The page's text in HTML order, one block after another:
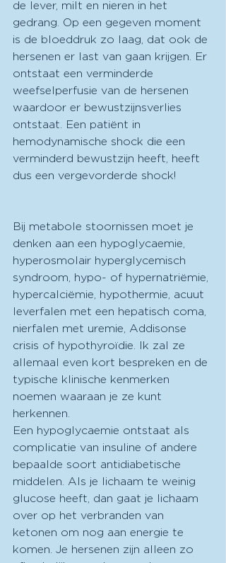
de lever, milt en nieren in het
gedrang. Op een gegeven moment
is de bloeddruk zo laag, dat ook de
hersenen er last van gaan krijgen. Er
ontstaat een verminderde
weefselperfusie van de hersenen
waardoor er bewustzijnsverlies
ontstaat. Een patiënt in
hemodynamische shock die een
verminderd bewustzijn heeft, heeft
dus een vergevorderde shock!
Bij metabole stoornissen moet je
denken aan een hypoglycaemie,
hyperosmolair hyperglycemisch
syndroom, hypo- of hypernatriëmie,
hypercalciëmie, hypothermie, acuut
leverfalen met een hepatisch coma,
nierfalen met uremie, Addisonse
crisis of hypothyroïdie. Ik zal ze
allemaal even kort bespreken en de
typische klinische kenmerken
noemen waaraan je ze kunt
herkennen.
Een hypoglycaemie ontstaat als
complicatie van insuline of andere
bepaalde soort antidiabetische
middelen. Als je lichaam te weinig
glucose heeft, dan gaat je lichaam
over op het verbranden van
ketonen om nog aan energie te
komen. Je hersenen zijn alleen zo